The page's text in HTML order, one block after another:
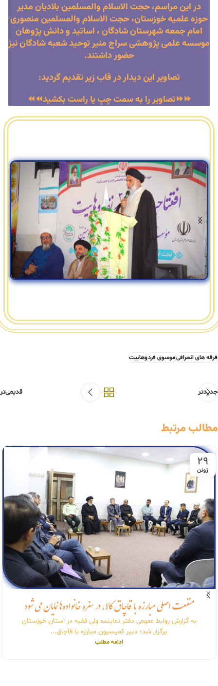
در این مراسم، حجت الاسلام والمسلمین بلادیان مدیر
حوزه علمیه خوزستان، حجت الاسلام والمسلمین منصوری
امام جمعه شهرستان شادگان ، اساتید و دانش پژوهان
موسسه علمی پژوهشی سراج منیر توحید شعبه شادگان نیز
حضور داشتند.
تصاویر این دیدار در قاب زیر تقدیم گردید:
⏩⏩تصاویر را به سمت چپ یا راست بکشید⏪⏪
فرقه های انحرافیموسوی فردوهابیت
جدیدتر قدیمی‌تر
مطالب مرتبط
29
ژوئن
منفعت اصلی مبارزه با قاچاق کالا، در سفره خانواده‌ها نمایان می شود
به گزارش روابط عمومی دفتر نماینده ولی فقیه در استان خوزستان
برگزار شد؛ دبیر کمیسیون مبارزه با قاچاق...
ادامه مطلب